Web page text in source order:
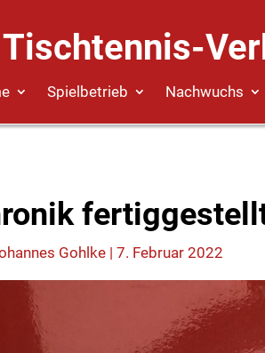
Tischtennis-
Spielbetrieb Nachwuchs
Gohlke | 7. Februar 2022